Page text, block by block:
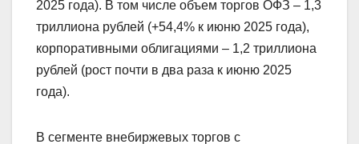
2025 года). В том числе объем торгов ОФЗ – 1,3
триллиона рублей (+54,4% к июню 2025 года),
корпоративными облигациями – 1,2 триллиона
рублей (рост почти в два раза к июню 2025
года).
В сегменте внебиржевых торгов с